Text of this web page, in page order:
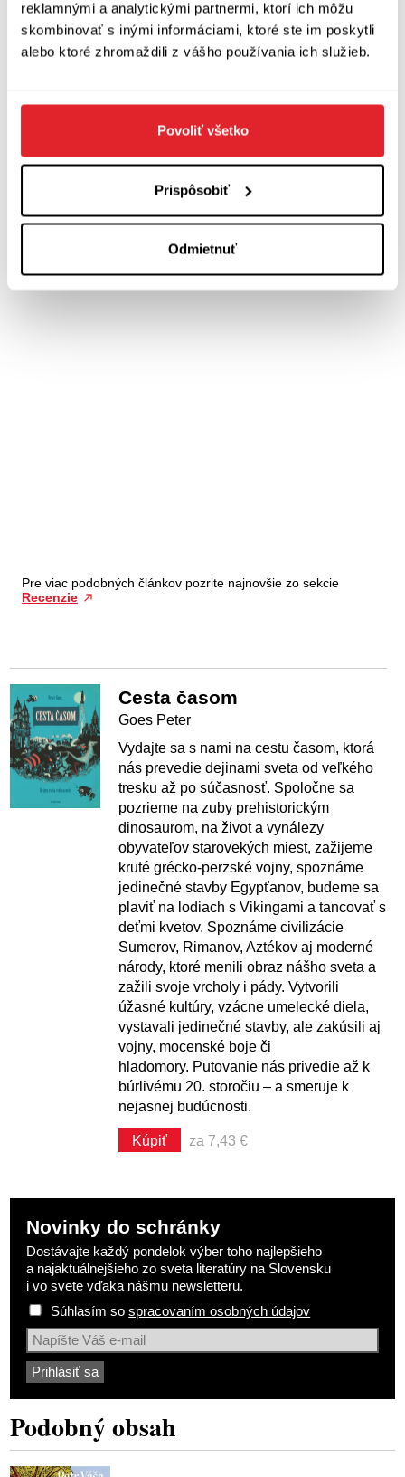
reklamnými a analytickými partnermi, ktorí ich môžu
skombinovať s inými informáciami, ktoré ste im poskytli
alebo ktoré zhromaždili z vášho používania ich služieb.
Povoliť všetko
Prispôsobiť
Odmietnuť
Zobraziť diskusiu ( Napíšte prvý komentár)
Pre viac podobných článkov pozrite najnovšie zo sekcie
Recenzie
Cesta časom
Goes Peter
Vydajte sa s nami na cestu časom, ktorá
nás prevedie dejinami sveta od veľkého
tresku až po súčasnosť. Spoločne sa
pozrieme na zuby prehistorickým
dinosaurom, na život a vynálezy
obyvateľov starovekých miest, zažijeme
kruté grécko-perzské vojny, spoznáme
jedinečné stavby Egypťanov, budeme sa
plaviť na lodiach s Vikingami a tancovať s
deťmi kvetov. Spoznáme civilizácie
Sumerov, Rimanov, Aztékov aj moderné
národy, ktoré menili obraz nášho sveta a
zažili svoje vrcholy i pády. Vytvorili
úžasné kultúry, vzácne umelecké diela,
vystavali jedinečné stavby, ale zakúsili aj
vojny, mocenské boje či
hladomory. Putovanie nás privedie až k
búrlivému 20. storočiu ‒ a smeruje k
nejasnej budúcnosti.
Kúpiť za 7,43 €
Novinky do schránky
Dostávajte každý pondelok výber toho najlepšieho
a najaktuálnejšieho zo sveta literatúry na Slovensku
i vo svete vďaka nášmu newsletteru.
Súhlasím sospracovaním osobných údajov
Podobný obsah